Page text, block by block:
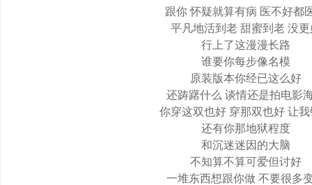
跟你 怀疑就算有病 医不好都
平凡地活到老 甜蜜到老 没
行上了这漫漫长路
谁要你每步像名模
原装版本你经已这么好
还踌躇什么 谈情还是拍电影
你穿这双也好 穿那双也好 让
还有你那地狱程度
和沉迷迷因的大脑
不知算不算可爱但讨好
一堆东西想跟你做 不要很多